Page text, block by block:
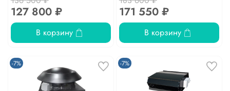
127 800 ₽
В корзину
171 550 ₽
В корзину
-7% -7%